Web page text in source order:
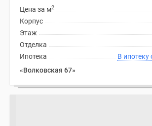
Цена за м2
Корпус
Этаж
Отделка
Ипотека
«Волковская 67»